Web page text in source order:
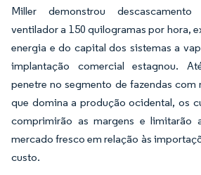
Miller demonstrou
ventilador a 150 quilogramas por hora,
energia e do capital dos sistemas a
implantação comercial estagnou.
penetre no segmento de fazendas com
que domina a produção ocidental, os
comprimirão as margens e limitarão
mercado fresco em relação às
custo.